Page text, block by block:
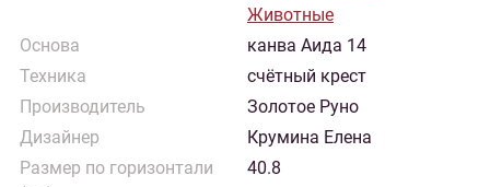
Животные
Основа
канва Аида 14
Техника
счётный крест
Производитель
Золотое Руно
Дизайнер
Крумина Елена
Размер по горизонтали
40.8